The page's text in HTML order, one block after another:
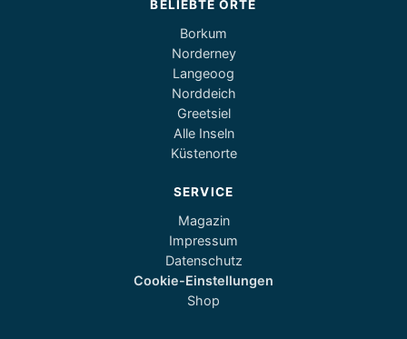
BELIEBTE ORTE
Borkum
Norderney
Langeoog
Norddeich
Greetsiel
Alle Inseln
Küstenorte
SERVICE
Magazin
Impressum
Datenschutz
Cookie-Einstellungen
Shop